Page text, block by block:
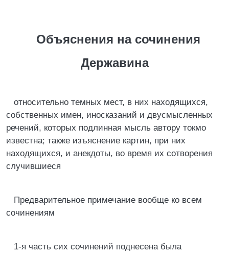
Объяснения на сочинения
Державина
относительно темных мест, в них находящихся,
собственных имен, иносказаний и двусмысленных
речений, которых подлинная мысль автору токмо
известна; также изъяснение картин, при них
находящихся, и анекдоты, во время их сотворения
случившиеся
Предварительное примечание вообще ко всем
сочинениям
1-я часть сих сочинений поднесена была